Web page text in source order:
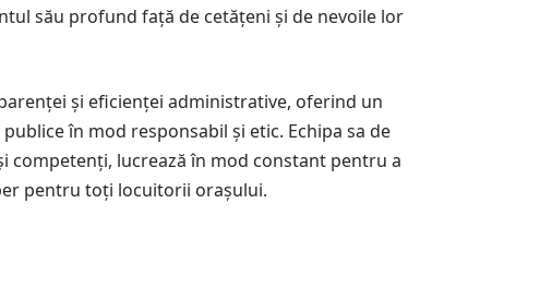
său profund față de cetățeni și de nevoile lor
și eficienței administrative, oferind un
în mod responsabil și etic. Echipa sa de
competenți, lucrează în mod constant pentru a
pentru toți locuitorii orașului.